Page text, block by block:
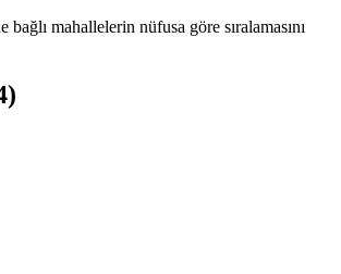
bağlı mahallelerin nüfusa göre sıralamasını
)